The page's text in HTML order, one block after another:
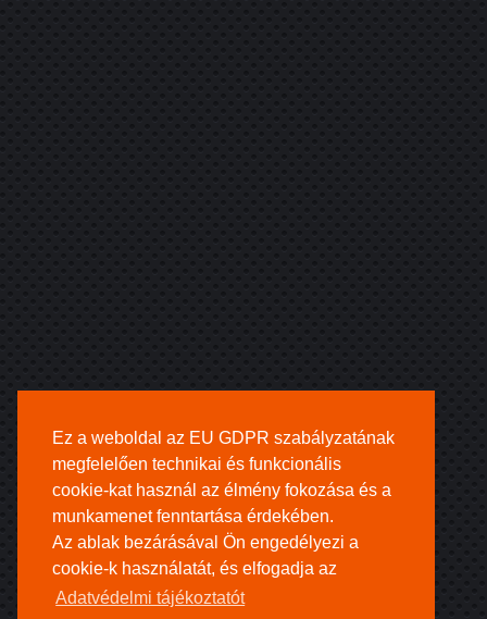
Ez a weboldal az EU GDPR szabályzatának
megfelelően technikai és funkcionális
cookie-kat használ az élmény fokozása és a
munkamenet fenntartása érdekében.
Az ablak bezárásával Ön engedélyezi a
cookie-k használatát, és elfogadja az
Adatvédelmi tájékoztatót